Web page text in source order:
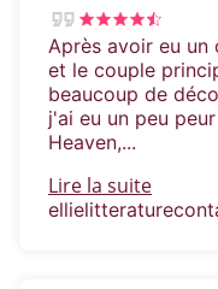
Après avoir eu
et le couple
beaucoup de
j'ai eu un peu
Heaven,...
Lire la suite